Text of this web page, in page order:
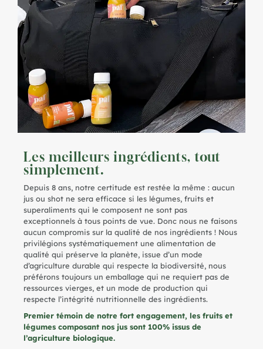
Les meilleurs ingrédients, tout
simplement.
Depuis 8 ans, notre certitude est restée la même : aucun
jus ou shot ne sera efficace si les légumes, fruits et
superaliments qui le composent ne sont pas
exceptionnels à tous points de vue. Donc nous ne faisons
aucun compromis sur la qualité de nos ingrédients ! Nous
privilégions systématiquement une alimentation de
qualité qui préserve la planète, issue d’un mode
d’agriculture durable qui respecte la biodiversité, nous
préférons toujours un emballage qui ne requiert pas de
ressources vierges, et un mode de production qui
respecte l’intégrité nutritionnelle des ingrédients.
Premier témoin de notre fort engagement, les fruits et
légumes composant nos jus sont 100% issus de
l’agriculture biologique.